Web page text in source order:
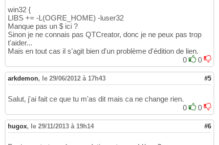
18
19
20
21
22
23
25
26
27
29
31
32
win32:CONFIG(release, debug|release
    LIBS += -L
"C:/*chemin vers Ogre*//lib/
    LIBS += -L
"C:/*chemin vers Ogre*//lib/
}
win32:CONFIG(debug, debug|release){
    LIBS += -L$OGRE_HOME/lib/debug -lOIS_d
HEADERS +=
win32 {
LIBS += -L(OGRE_HOME) -luser32
Manque pas un $ ici ?
Sinon je ne connais pas QTCreator, donc je ne peux pas trop
t'aider...
Mais en tout cas il s'agit bien d'un problème d'édition de lien.
0
0
arkdemon, le 29/06/2012 à 17h43 #5
Salut, j'ai fait ce que tu m'as dit mais ca ne change rien.
0
0
hugox, le 29/11/2013 à 19h14 #6